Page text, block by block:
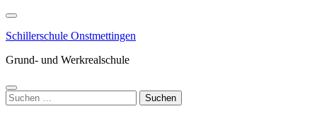
Zum
springen
drücken)
Schillerschule Onstmettingen
Grund- und Werkrealschule
Suchen
nach: